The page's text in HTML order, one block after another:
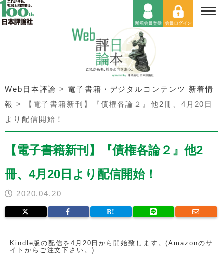
Web日本評論 > 電子書籍・デジタルコンテンツ 新着情
報 >
【電子書籍新刊】『債権各論２』他2冊、4月20日
より配信開始！
【電子書籍新刊】『債権各論２』他2
冊、4月20日より配信開始！
2020.04.20
Kindle版の配信を4月20日から開始致します。(Amazonのサ
イトからご注文下さい。)